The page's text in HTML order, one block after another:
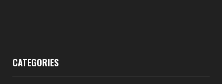
CATEGORIES